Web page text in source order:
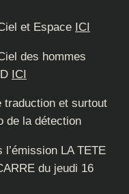
et Espace ICI
des hommes
ICI
traduction et surtout
de la détection
l’émission LA TETE
du jeudi 16